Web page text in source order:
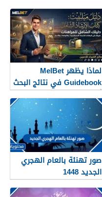
لماذا يظهر MelBet
Guidebook في نتائج البحث
أكثر من صفحات كثيرة؟
صور تهنئة بالعام الهجري
الجديد 1448